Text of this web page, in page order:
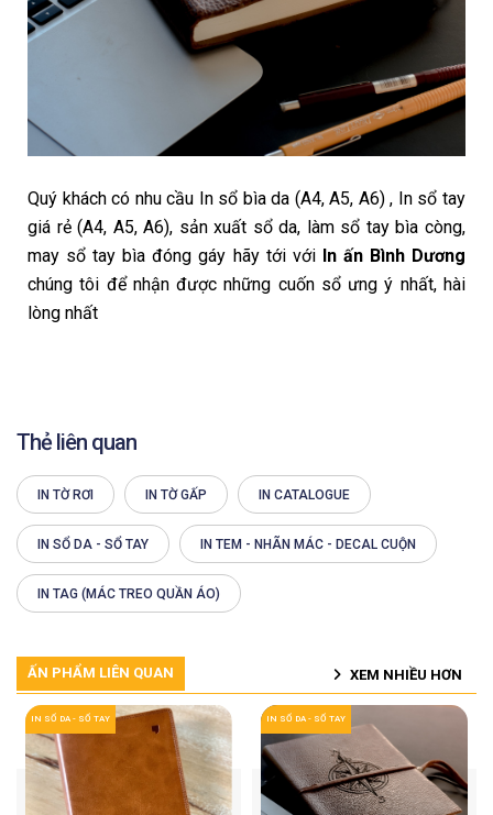
Quý khách có nhu cầu In sổ bìa da (A4, A5, A6) , In sổ tay
giá rẻ (A4, A5, A6), sản xuất sổ da, làm sổ tay bìa còng,
may sổ tay bìa đóng gáy hãy tới với In ấn Bình Dương
chúng tôi để nhận được những cuốn sổ ưng ý nhất, hài
lòng nhất
Thẻ liên quan
IN TỜ RƠI IN TỜ GẤP IN CATALOGUE
IN SỔ DA - SỔ TAY IN TEM - NHÃN MÁC - DECAL CUỘN
IN TAG (MÁC TREO QUẦN ÁO)
ẤN PHẨM LIÊN QUAN XEM NHIỀU HƠN
IN SỔ DA - SỔ TAY IN SỔ DA - SỔ TAY